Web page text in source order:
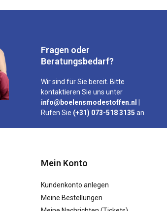
Fragen oder
Beratungsbedarf?
Wir sind für Sie bereit. Bitte
kontaktieren Sie uns unter
info@boelensmodestoffen.nl
Rufen Sie (+31) 073-518 3135 an
Mein Konto
Kundenkonto anlegen
Meine Bestellungen